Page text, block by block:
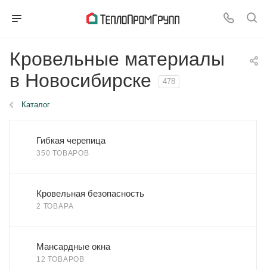
Кровельные материалы
в Новосибирске
478
Каталог
Гибкая черепица
350 ТОВАРОВ
Кровельная безопасность
2 ТОВАРА
Мансардные окна
12 ТОВАРОВ